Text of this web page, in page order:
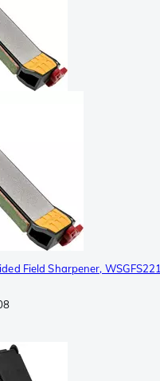
Field Sharpener, WSGFS221